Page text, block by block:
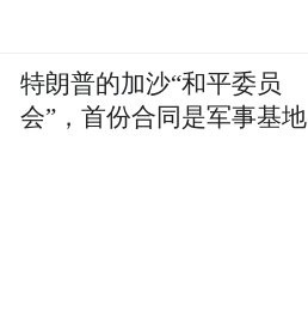
特朗普的加沙“和平委员
会”，首份合同是军事基地